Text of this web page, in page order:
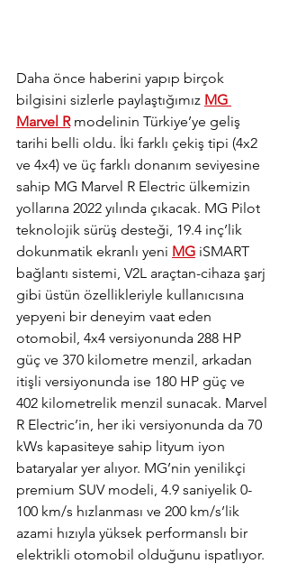
Daha önce haberini yapıp birçok
bilgisini sizlerle paylaştığımız MG
Marvel R modelinin Türkiye’ye geliş
tarihi belli oldu. İki farklı çekiş tipi (4x2
ve 4x4) ve üç farklı donanım seviyesine
sahip MG Marvel R Electric ülkemizin
yollarına 2022 yılında çıkacak. MG Pilot
teknolojik sürüş desteği, 19.4 inç’lik
dokunmatik ekranlı yeni MG iSMART
bağlantı sistemi, V2L araçtan-cihaza şarj
gibi üstün özellikleriyle kullanıcısına
yepyeni bir deneyim vaat eden
otomobil, 4x4 versiyonunda 288 HP
güç ve 370 kilometre menzil, arkadan
itişli versiyonunda ise 180 HP güç ve
402 kilometrelik menzil sunacak. Marvel
R Electric’in, her iki versiyonunda da 70
kWs kapasiteye sahip lityum iyon
bataryalar yer alıyor. MG’nin yenilikçi
premium SUV modeli, 4.9 saniyelik 0-
100 km/s hızlanması ve 200 km/s’lik
azami hızıyla yüksek performanslı bir
elektrikli otomobil olduğunu ispatlıyor.